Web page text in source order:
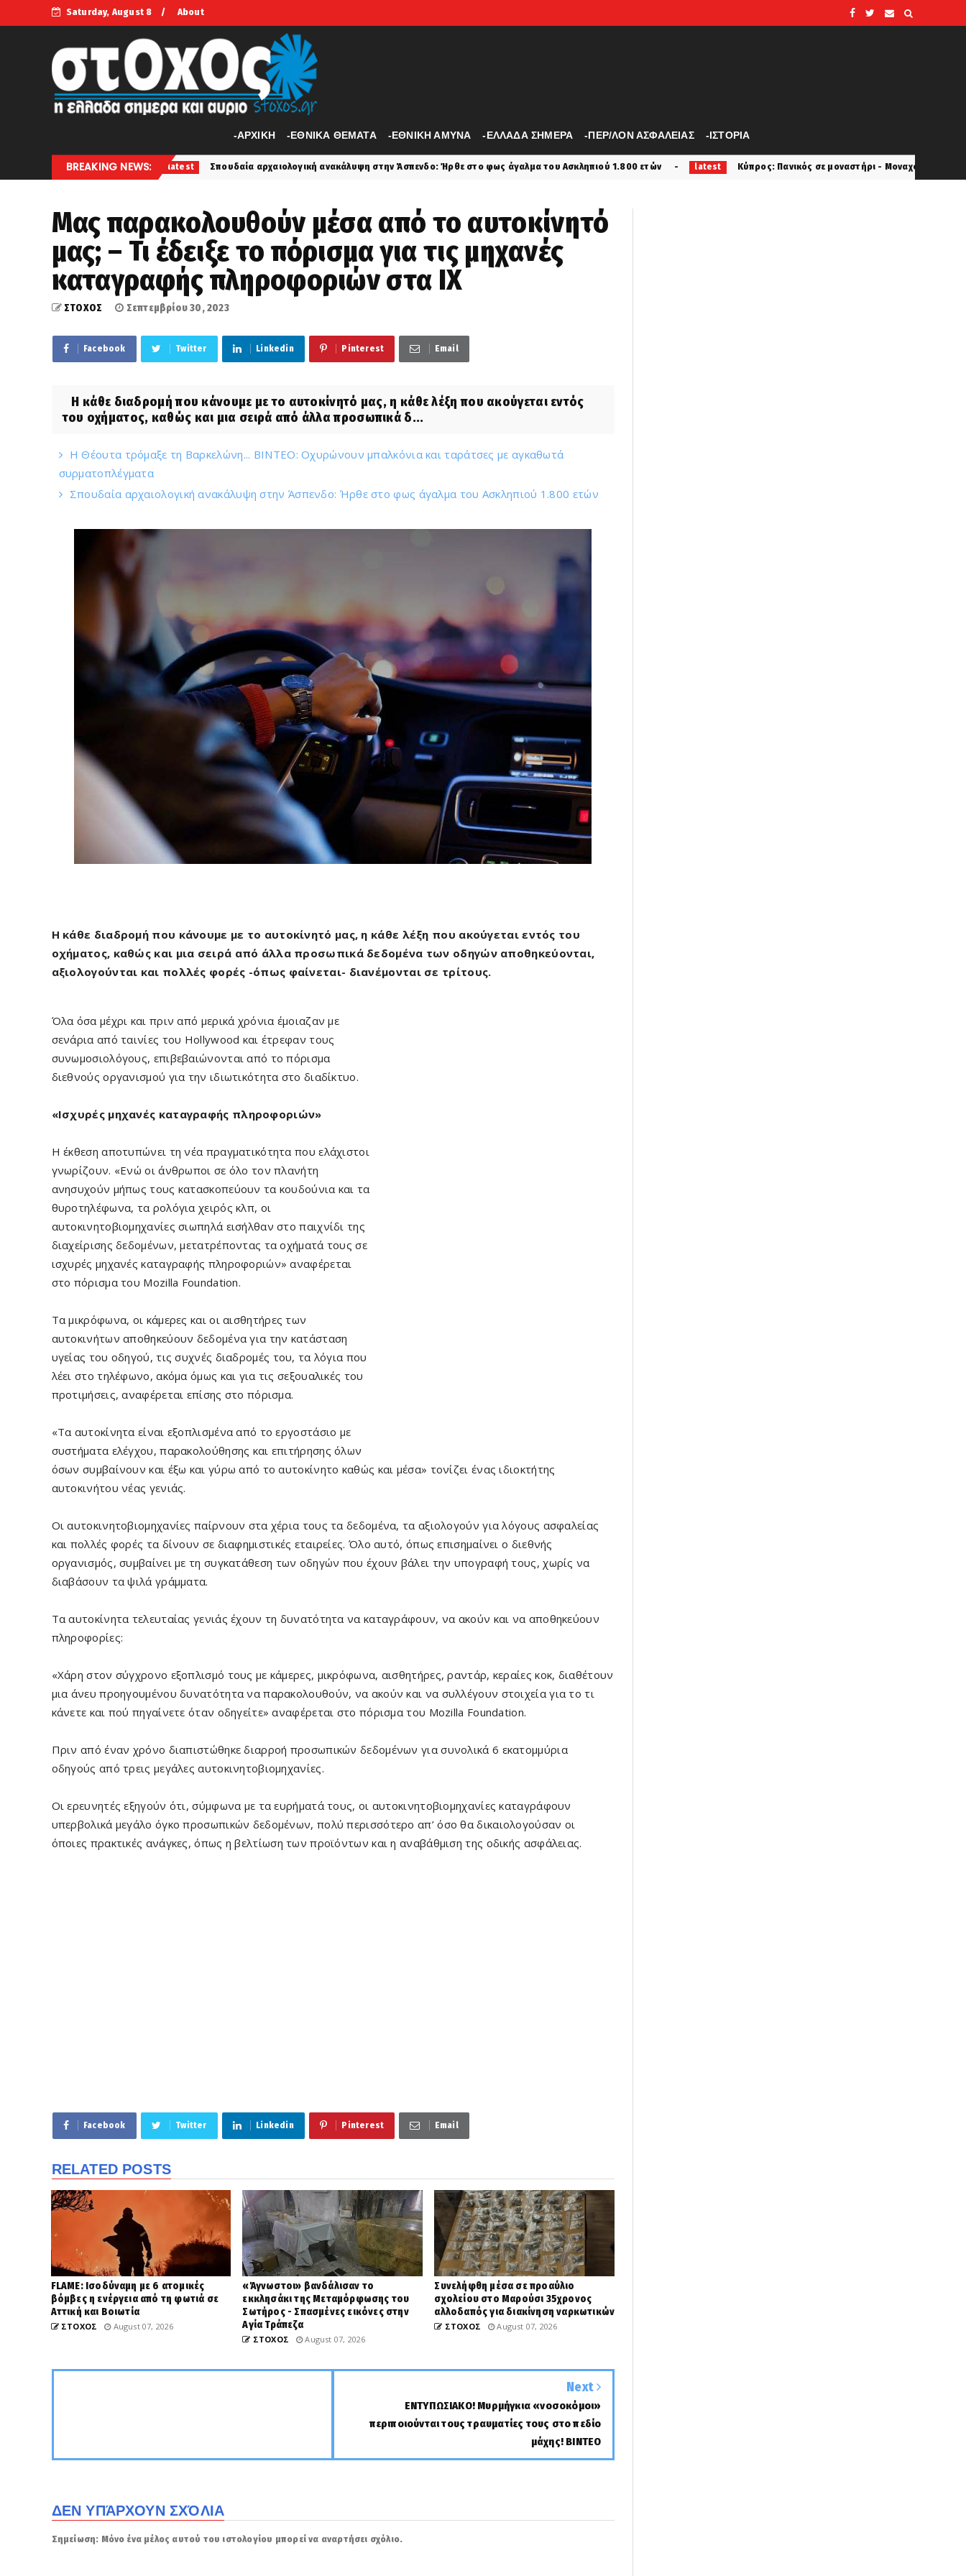
Saturday, August 8 About
-APXIKH -ΕΘΝΙΚΑ ΘΕΜΑΤΑ -ΕΘΝΙΚΗ ΑΜΥΝΑ -ΕΛΛΑΔΑ ΣΗΜΕΡΑ -ΠΕΡ/ΛΟΝ ΑΣΦΑΛΕΙΑΣ -ΙΣΤΟΡΙΑ
BREAKING NEWS:
latest Σπουδαία αρχαιολογική ανακάλυψη στην Άσπενδο: Ήρθε στο φως άγαλμα του Ασκληπιού 1.800 ετών latest Κύπρος: Πανικός σε μοναστήρι - Μοναχός επιτέθηκε με μαχαίρι και
Μας παρακολουθούν μέσα από το αυτοκίνητό
μας; – Τι έδειξε το πόρισμα για τις μηχανές
καταγραφής πληροφοριών στα ΙΧ
ΣΤΟΧΟΣ Σεπτεμβρίου 30, 2023
Facebook Twitter Linkedin Pinterest Email
Η κάθε διαδρομή που κάνουμε με το αυτοκίνητό μας, η κάθε λέξη που ακούγεται εντός
του οχήματος, καθώς και μια σειρά από άλλα προσωπικά δ...
H Θέουτα τρόμαξε τη Βαρκελώνη... ΒΙΝΤΕΟ: Οχυρώνουν μπαλκόνια και ταράτσες με αγκαθωτά
συρματοπλέγματα
Σπουδαία αρχαιολογική ανακάλυψη στην Άσπενδο: Ήρθε στο φως άγαλμα του Ασκληπιού 1.800 ετών
Η κάθε διαδρομή που κάνουμε με το αυτοκίνητό μας, η κάθε λέξη που ακούγεται εντός του
οχήματος, καθώς και μια σειρά από άλλα προσωπικά δεδομένα των οδηγών αποθηκεύονται,
αξιολογούνται και πολλές φορές -όπως φαίνεται- διανέμονται σε τρίτους.
Όλα όσα μέχρι και πριν από μερικά χρόνια έμοιαζαν με
σενάρια από ταινίες του Hollywood και έτρεφαν τους
συνωμοσιολόγους, επιβεβαιώνονται από το πόρισμα
διεθνούς οργανισμού για την ιδιωτικότητα στο διαδίκτυο.
«Ισχυρές μηχανές καταγραφής πληροφοριών»
Η έκθεση αποτυπώνει τη νέα πραγματικότητα που ελάχιστοι
γνωρίζουν. «Ενώ οι άνθρωποι σε όλο τον πλανήτη
ανησυχούν μήπως τους κατασκοπεύουν τα κουδούνια και τα
θυροτηλέφωνα, τα ρολόγια χειρός κλπ, οι
αυτοκινητοβιομηχανίες σιωπηλά εισήλθαν στο παιχνίδι της
διαχείρισης δεδομένων, μετατρέποντας τα οχήματά τους σε
ισχυρές μηχανές καταγραφής πληροφοριών» αναφέρεται
στο πόρισμα του Mozilla Foundation.
Τα μικρόφωνα, οι κάμερες και οι αισθητήρες των
αυτοκινήτων αποθηκεύουν δεδομένα για την κατάσταση
υγείας του οδηγού, τις συχνές διαδρομές του, τα λόγια που
λέει στο τηλέφωνο, ακόμα όμως και για τις σεξουαλικές του
προτιμήσεις, αναφέρεται επίσης στο πόρισμα.
«Τα αυτοκίνητα είναι εξοπλισμένα από το εργοστάσιο με
συστήματα ελέγχου, παρακολούθησης και επιτήρησης όλων
όσων συμβαίνουν και έξω και γύρω από το αυτοκίνητο καθώς και μέσα» τονίζει ένας ιδιοκτήτης
αυτοκινήτου νέας γενιάς.
Οι αυτοκινητοβιομηχανίες παίρνουν στα χέρια τους τα δεδομένα, τα αξιολογούν για λόγους ασφαλείας
και πολλές φορές τα δίνουν σε διαφημιστικές εταιρείες. Όλο αυτό, όπως επισημαίνει ο διεθνής
οργανισμός, συμβαίνει με τη συγκατάθεση των οδηγών που έχουν βάλει την υπογραφή τους, χωρίς να
διαβάσουν τα ψιλά γράμματα.
Τα αυτοκίνητα τελευταίας γενιάς έχουν τη δυνατότητα να καταγράφουν, να ακούν και να αποθηκεύουν
πληροφορίες:
«Χάρη στον σύγχρονο εξοπλισμό τους με κάμερες, μικρόφωνα, αισθητήρες, ραντάρ, κεραίες κοκ, διαθέτουν
μια άνευ προηγουμένου δυνατότητα να παρακολουθούν, να ακούν και να συλλέγουν στοιχεία για το τι
κάνετε και πού πηγαίνετε όταν οδηγείτε» αναφέρεται στο πόρισμα του Mozilla Foundation.
Πριν από έναν χρόνο διαπιστώθηκε διαρροή προσωπικών δεδομένων για συνολικά 6 εκατομμύρια
οδηγούς από τρεις μεγάλες αυτοκινητοβιομηχανίες.
Οι ερευνητές εξηγούν ότι, σύμφωνα με τα ευρήματά τους, οι αυτοκινητοβιομηχανίες καταγράφουν
υπερβολικά μεγάλο όγκο προσωπικών δεδομένων, πολύ περισσότερο απ’ όσο θα δικαιολογούσαν οι
όποιες πρακτικές ανάγκες, όπως η βελτίωση των προϊόντων και η αναβάθμιση της οδικής ασφάλειας.
Facebook Twitter Linkedin Pinterest Email
RELATED POSTS
FLAME: Ισοδύναμη με 6 ατομικές
βόμβες η ενέργεια από τη φωτιά σε
Αττική και Βοιωτία
ΣΤΟΧΟΣ August 07, 2026
«Άγνωστοι» βανδάλισαν το
εκκλησάκι της Μεταμόρφωσης του
Σωτήρος - Σπασμένες εικόνες στην
Αγία Τράπεζα
ΣΤΟΧΟΣ August 07, 2026
Συνελήφθη μέσα σε προαύλιο
σχολείου στο Μαρούσι 35χρονος
αλλοδαπός για διακίνηση ναρκωτικών
ΣΤΟΧΟΣ August 07, 2026
Next
ΕΝΤΥΠΩΣΙΑΚΟ! Μυρμήγκια «νοσοκόμοι»
περιποιούνται τους τραυματίες τους στο πεδίο
μάχης! ΒΙΝΤΕΟ
ΔΕΝ ΥΠΆΡΧΟΥΝ ΣΧΌΛΙΑ
Σημείωση: Μόνο ένα μέλος αυτού του ιστολογίου μπορεί να αναρτήσει σχόλιο.